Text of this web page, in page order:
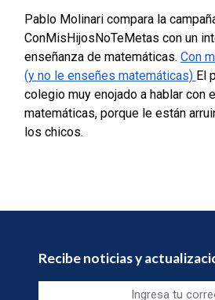
Pablo Molinari compara la
ConMisHijosNoTeMetas con un
enseñanza de matemáticas. Con
(y no le enseñes matemáticas) El
colegio muy enojado a hablar con
matemáticas, porque le están
los chicos.
Recibe noticias y